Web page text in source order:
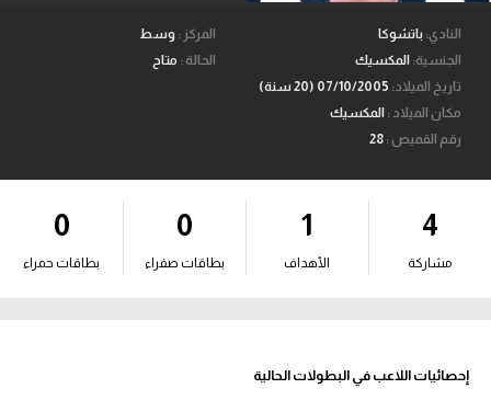
فانتازي في الجول
مسابقة التوقعات
فيديوهات
آراء حرة
ركن الألعاب
النادي: باتشوكا
الجنسية: المكسيك
تاريخ الميلاد:
مكان الميلاد : المكسيك
رقم القميص :
المركز : وسط
الحالة : متاح
4
مشاركة
1
الأهداف
0
بطاقات صفراء
0
بطاقات حمراء
إحصائيات اللاعب في البطولات الحالية